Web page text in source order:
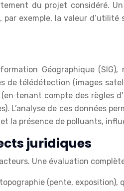
du projet considéré.
exemple, la valeur
Géographique
de télédétection (images
tenant compte des règles
L’analyse de ces données
la présence de polluants,
juridiques
Une évaluation
(pente,